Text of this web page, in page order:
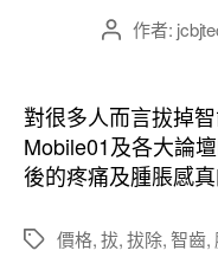
文
者
作者:
對很多人而言拔掉
Mobile01及各大論
後的疼痛及腫脹感
標
價格,拔,拔除,智齒,